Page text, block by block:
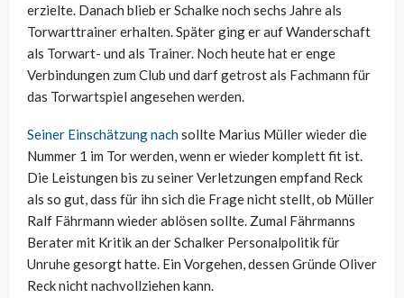
erzielte. Danach blieb er Schalke noch sechs Jahre als
Torwarttrainer erhalten. Später ging er auf Wanderschaft
als Torwart- und als Trainer. Noch heute hat er enge
Verbindungen zum Club und darf getrost als Fachmann für
das Torwartspiel angesehen werden.
Seiner Einschätzung nachsollte Marius Müller wieder die
Nummer 1 im Tor werden, wenn er wieder komplett fit ist.
Die Leistungen bis zu seiner Verletzungen empfand Reck
als so gut, dass für ihn sich die Frage nicht stellt, ob Müller
Ralf Fährmann wieder ablösen sollte. Zumal Fährmanns
Berater mit Kritik an der Schalker Personalpolitik für
Unruhe gesorgt hatte. Ein Vorgehen, dessen Gründe Oliver
Reck nicht nachvollziehen kann.